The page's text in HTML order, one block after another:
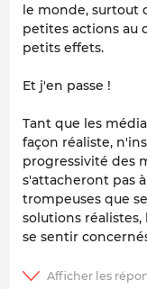
le monde, surtout
petites actions au
petits effets.
Et j'en passe !
Tant que les
façon réaliste,
progressivité des
s'attacheront pas
trompeuses que
solutions
se sentir